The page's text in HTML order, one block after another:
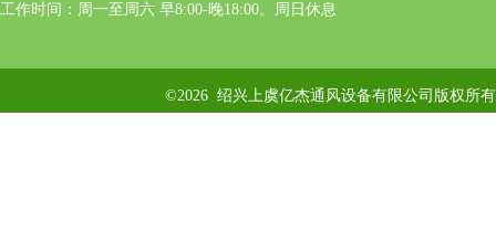
工作时间：周一至周六 早8:00-晚18:00。周日休息
©2026 绍兴上虞亿杰通风设备有限公司版权所有